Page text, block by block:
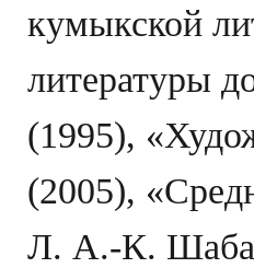
кумыкской
литературы
(1995),
(2005),
Л. А.-К.